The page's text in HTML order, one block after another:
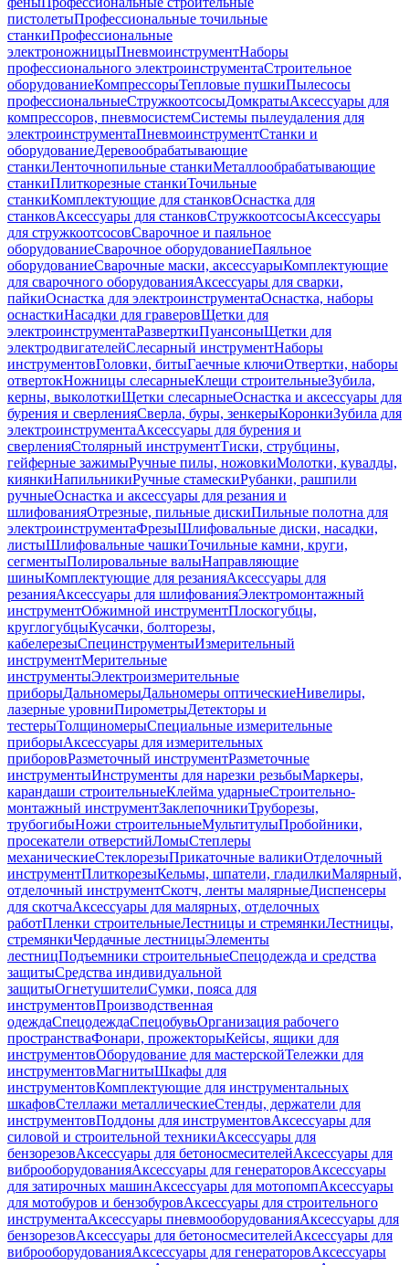
пистолетыПрофессиональные точильные
станкиПрофессиональные
электроножницыПневмоинструментНаборы
профессионального электроинструментаСтроительное
оборудованиеКомпрессорыТепловые пушкиПылесосы
профессиональныеСтружкоотсосыДомкратыАксессуары для
компрессоров, пневмосистемСистемы пылеудаления для
электроинструментаПневмоинструментСтанки и
оборудованиеДеревообрабатывающие
станкиЛенточнопильные станкиМеталлообрабатывающие
станкиПлиткорезные станкиТочильные
станкиКомплектующие для станковОснастка для
станковАксессуары для станковСтружкоотсосыАксессуары
для стружкоотсосовСварочное и паяльное
оборудованиеСварочное оборудованиеПаяльное
оборудованиеСварочные маски, аксессуарыКомплектующие
для сварочного оборудованияАксессуары для сварки,
пайкиОснастка для электроинструментаОснастка, наборы
оснасткиНасадки для граверовЩетки для
электроинструментаРазверткиПуансоныЩетки для
электродвигателейСлесарный инструментНаборы
инструментовГоловки, битыГаечные ключиОтвертки, наборы
отвертокНожницы слесарныеКлещи строительныеЗубила,
керны, выколоткиЩетки слесарныеОснастка и аксессуары для
бурения и сверленияСверла, буры, зенкерыКоронкиЗубила для
электроинструментаАксессуары для бурения и
сверленияСтолярный инструментТиски, струбцины,
гейферные зажимыРучные пилы, ножовкиМолотки, кувалды,
киянкиНапильникиРучные стамескиРубанки, рашпили
ручныеОснастка и аксессуары для резания и
шлифованияОтрезные, пильные дискиПильные полотна для
электроинструментаФрезыШлифовальные диски, насадки,
листыШлифовальные чашкиТочильные камни, круги,
сегментыПолировальные валыНаправляющие
шиныКомплектующие для резанияАксессуары для
резанияАксессуары для шлифованияЭлектромонтажный
инструментОбжимной инструментПлоскогубцы,
круглогубцыКусачки, болторезы,
кабелерезыСпецинструментыИзмерительный
инструментМерительные
инструментыЭлектроизмерительные
приборыДальномерыДальномеры оптическиеНивелиры,
лазерные уровниПирометрыДетекторы и
тестерыТолщиномерыСпециальные измерительные
приборыАксессуары для измерительных
приборовРазметочный инструментРазметочные
инструментыИнструменты для нарезки резьбыМаркеры,
карандаши строительныеКлейма ударныеСтроительно-
монтажный инструментЗаклепочникиТруборезы,
трубогибыНожи строительныеМультитулыПробойники,
просекатели отверстийЛомыСтеплеры
механическиеСтеклорезыПрикаточные валикиОтделочный
инструментПлиткорезыКельмы, шпатели, гладилкиМалярный,
отделочный инструментСкотч, ленты малярныеДиспенсеры
для скотчаАксессуары для малярных, отделочных
работПленки строительныеЛестницы и стремянкиЛестницы,
стремянкиЧердачные лестницыЭлементы
лестницПодъемники строительныеСпецодежда и средства
защитыСредства индивидуальной
защитыОгнетушителиСумки, пояса для
инструментовПроизводственная
одеждаСпецодеждаСпецобувьОрганизация рабочего
пространстваФонари, прожекторыКейсы, ящики для
инструментовОборудование для мастерскойТележки для
инструментовМагнитыШкафы для
инструментовКомплектующие для инструментальных
шкафовСтеллажи металлическиеСтенды, держатели для
инструментовПоддоны для инструментовАксессуары для
силовой и строительной техникиАксессуары для
бензорезовАксессуары для бетоносмесителейАксессуары для
виброоборудованияАксессуары для генераторовАксессуары
для затирочных машинАксессуары для мотопомпАксессуары
для мотобуров и бензобуровАксессуары для строительного
инструментаАксессуары пневмооборудованияАксессуары для
бензорезовАксессуары для бетоносмесителейАксессуары для
виброоборудованияАксессуары для генераторовАксессуары